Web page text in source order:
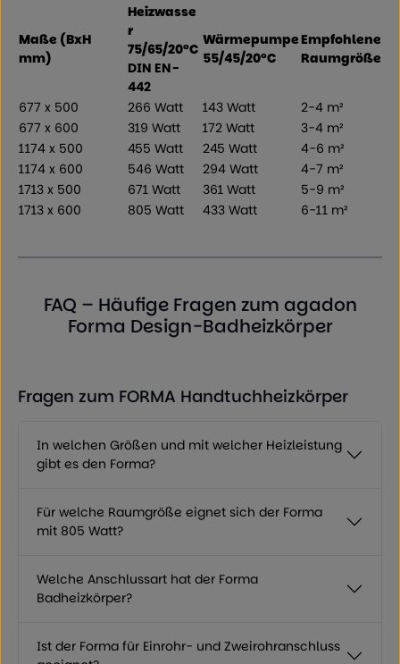
Maße (BxH
mm)
Heizwasse
r
75/65/20°C
DIN EN-
442
Wärmepumpe
55/45/20°C
Empfohlene
Raumgröße
677 x 500 266 Watt 143 Watt
2-4 m²
677 x 600
319 Watt 172 Watt
3-4 m²
1174 x 500
455 Watt 245 Watt
4-6 m²
1174 x 600
546 Watt 294 Watt
4-7 m²
1713 x 500
671 Watt 361 Watt
5-9 m²
1713 x 600
805 Watt 433 Watt 6-11 m²
FAQ – Häufige Fragen zum agadon
Forma Design-Badheizkörper
Fragen zum FORMA Handtuchheizkörper
In welchen Größen und mit welcher Heizleistung
gibt es den Forma?
Für welche Raumgröße eignet sich der Forma
mit 805 Watt?
Welche Anschlussart hat der Forma
Badheizkörper?
Ist der Forma für Einrohr- und Zweirohranschluss